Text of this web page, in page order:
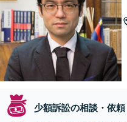
少額訴訟の相談・依頼